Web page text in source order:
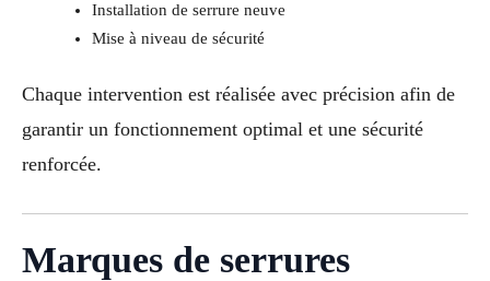
Installation de serrure neuve
Mise à niveau de sécurité
Chaque intervention est réalisée avec précision afin de
garantir un fonctionnement optimal et une sécurité
renforcée.
Marques de serrures